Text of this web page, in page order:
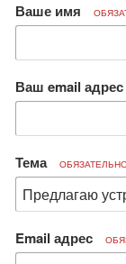
Ваше имя
Ваш email адрес
Тема
Email адрес